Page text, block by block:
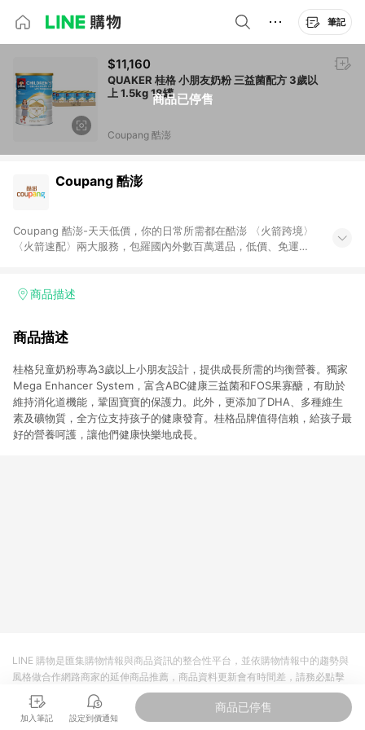
筆記
商品已停售
$11,160
QUAKER 桂格 小朋友奶粉 三益菌配方 3歲以
上 1.5kg 18罐
Coupang 酷澎
Coupang 酷澎
Coupang 酷澎-天天低價，你的日常所需都在酷澎 〈火箭跨境〉
〈火箭速配〉兩大服務，包羅國內外數百萬選品，低價、免運，
加入WOW會員告別湊免運，火箭速配、火箭跨境優質選品不限金
商品描述
商品描述
桂格兒童奶粉專為3歲以上小朋友設計，提供成長所需的均衡營養。獨家
Mega Enhancer System，富含ABC健康三益菌和FOS果寡醣，有助於
維持消化道機能，鞏固寶寶的保護力。此外，更添加了DHA、多種維生
素及礦物質，全方位支持孩子的健康發育。桂格品牌值得信賴，給孩子最
好的營養呵護，讓他們健康快樂地成長。
加入筆記 設定到價通知
商品已停售
LINE 購物是匯集購物情報與商品資訊的整合性平台，並依購物情報中的趨勢與
風格做合作網路商家的延伸商品推薦，商品資料更新會有時間差，請務必點擊
商品至各合作網路商家，確認現售價與購物條件，一切資訊以合作廠商網頁為
準。